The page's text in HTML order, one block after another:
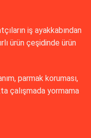
iş ayakkabından
ürün çeşidinde ürün
parmak koruması,
çalışmada yormama